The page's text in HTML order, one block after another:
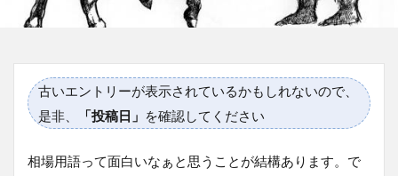
古いエントリーが表示されているかもしれないので、
是非、
「投稿日」 を確認してください
相場用語って面白いなぁと思うことが結構あります。で